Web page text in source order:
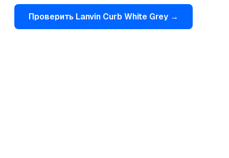
Проверить Lanvin Curb White Grey →